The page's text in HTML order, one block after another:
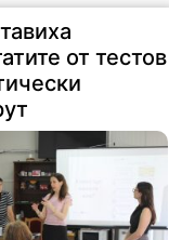
от тестов